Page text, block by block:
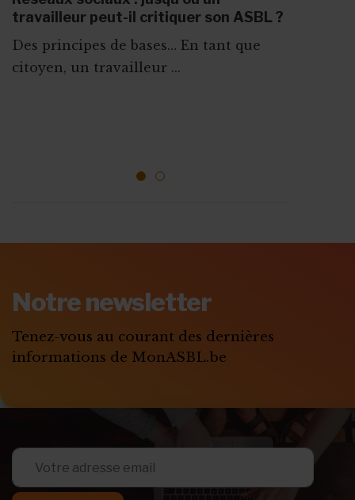
travailleur peut-il critiquer son ASBL ?
Des principes de bases… En tant que
citoyen, un travailleur ...
GESTION D'ÉQUIPE : RÉUNION, ÉVALUATION, FORMATION...
10 mai 2026 Fiche Info
Règlement de travail : les obligations
1
S'ABONNER
Notre newsletter
Tenez-vous au courant des dernières
informations de MonASBL.be